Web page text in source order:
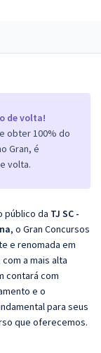
de volta!
obter 100% do
Gran, é
volta.
público da TJ SC -
, o Gran Concursos
e renomada em
a mais alta
contará com
e o
para seus
que oferecemos.